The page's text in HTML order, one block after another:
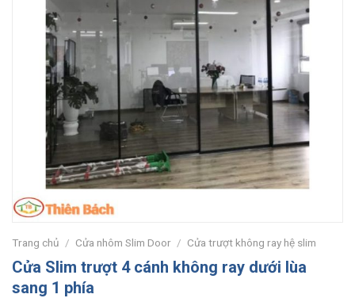
Trang chủ / Cửa nhôm Slim Door / Cửa trượt không ray hệ slim
Cửa Slim trượt 4 cánh không ray dưới lùa
sang 1 phía